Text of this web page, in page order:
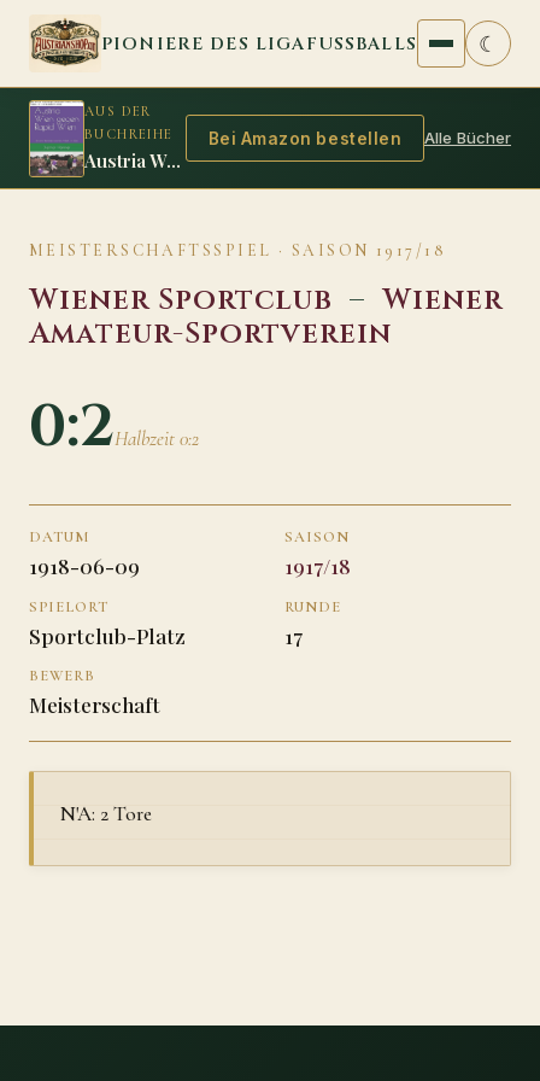
Zum Inhalt springen
PIONIERE DES LIGAFUSSBALLS ☾
AUS DER
BUCHREIHE
Austria Wien gegen Rapid Wien
Bei Amazon bestellen Alle Bücher
MEISTERSCHAFTSSPIEL · SAISON 1917/18
Wiener Sportclub –Wiener
Amateur-Sportverein
0:2Halbzeit 0:2
DATUM
1918-06-09
SAISON
1917/18
SPIELORT
Sportclub-Platz
RUNDE
17
BEWERB
Meisterschaft
N'A: 2 Tore